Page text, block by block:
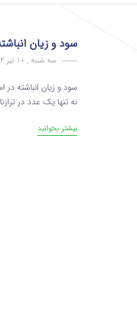
سود و زیان
سه شنبه , 10 تیر 1404
نه تنها یک عدد در
بیشتر بخوانید